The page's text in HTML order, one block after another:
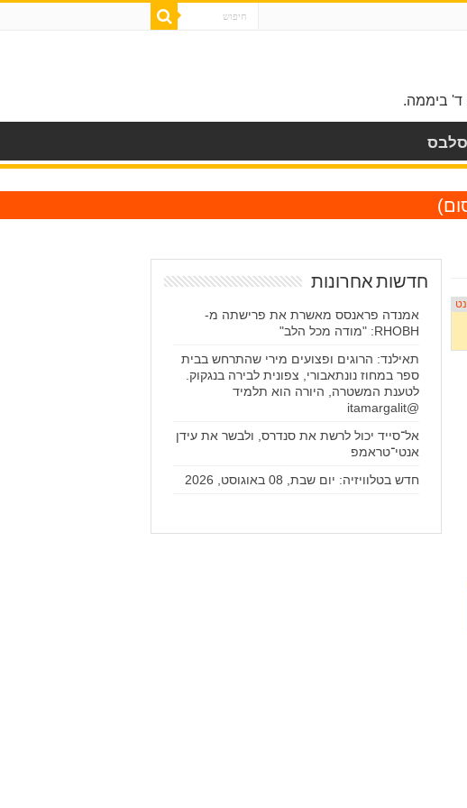
סלבס
חדשות אחרונות
אמנדה פראנסס מאשרת את פרישתה מ-
RHOBH: "מודה מכל הלב"
תאילנד: הרוגים ופצועים מירי שהתרחש בבית
ספר במחוז נונתאבורי, צפונית לבירה בנגקוק.
לטענת המשטרה, היורה הוא תלמיד
@itamargalit
אל־סייד יכול לרשת את סנדרס, ולבשר את עידן
אנטי־טראמפ
חדש בטלוויזיה: יום שבת, 08 באוגוסט, 2026